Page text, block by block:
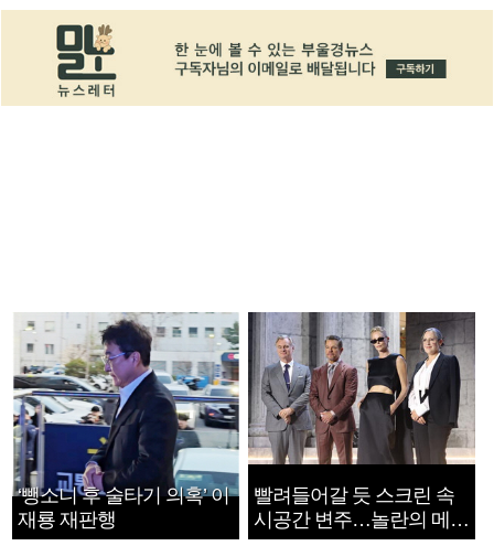
‘뺑소니 후 술타기 의혹’ 이
재룡 재판행
빨려들어갈 듯 스크린 속
시공간 변주…놀란의 메시